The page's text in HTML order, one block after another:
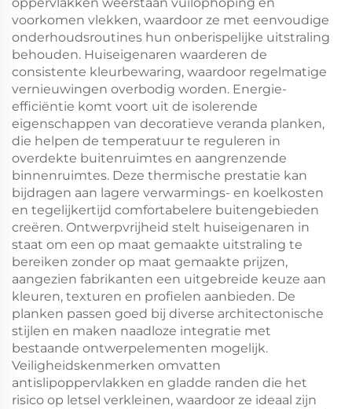
voorkomen vlekken, waardoor ze met eenvoudige
onderhoudsroutines hun onberispelijke uitstraling
behouden. Huiseigenaren waarderen de
consistente kleurbewaring, waardoor regelmatige
vernieuwingen overbodig worden. Energie-
efficiëntie komt voort uit de isolerende
eigenschappen van decoratieve veranda planken,
die helpen de temperatuur te reguleren in
overdekte buitenruimtes en aangrenzende
binnenruimtes. Deze thermische prestatie kan
bijdragen aan lagere verwarmings- en koelkosten
en tegelijkertijd comfortabelere buitengebieden
creëren. Ontwerpvrijheid stelt huiseigenaren in
staat om een op maat gemaakte uitstraling te
bereiken zonder op maat gemaakte prijzen,
aangezien fabrikanten een uitgebreide keuze aan
kleuren, texturen en profielen aanbieden. De
planken passen goed bij diverse architectonische
stijlen en maken naadloze integratie met
bestaande ontwerpelementen mogelijk.
Veiligheidskenmerken omvatten
antislipoppervlakken en gladde randen die het
risico op letsel verkleinen, waardoor ze ideaal zijn